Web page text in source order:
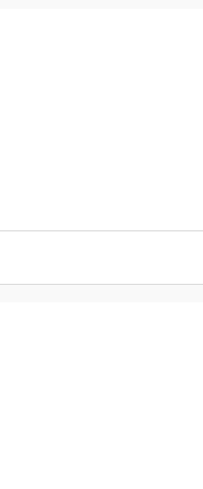
его среди
от металла, что
перегрев